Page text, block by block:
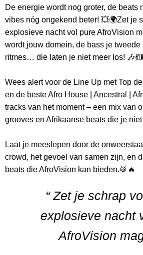
De energie wordt nog groter, de beats
vibes nóg ongekend beter! 💥🌍Zet je
explosieve nacht vol pure AfroVision
wordt jouw domein, de bass je tweede
ritmes… die laten je niet meer los!
Wees alert voor de Line Up met Top
en de beste Afro House | Ancestral |
tracks van het moment – een mix van
grooves en Afrikaanse beats die je
Laat je meeslepen door de
crowd, het gevoel van samen zijn, en
beats die AfroVision kan bieden.🥁🔥
“ Zet je schrap
explosieve nacht
AfroVision